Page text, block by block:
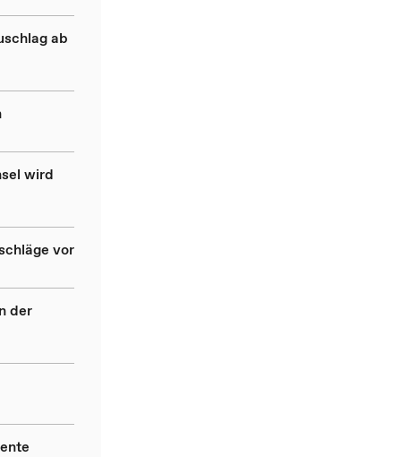
ab
wird
vor
der